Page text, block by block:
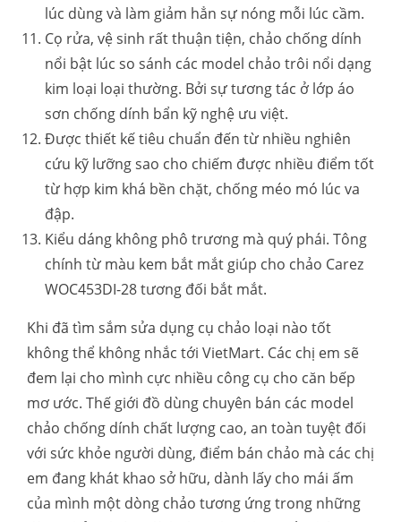
lúc dùng và làm giảm hẳn sự nóng mỗi lúc cầm.
Cọ rửa, vệ sinh rất thuận tiện, chảo chống dính
nổi bật lúc so sánh các model chảo trôi nổi dạng
kim loại loại thường. Bởi sự tương tác ở lớp áo
sơn chống dính bẩn kỹ nghệ ưu việt.
Được thiết kế tiêu chuẩn đến từ nhiều nghiên
cứu kỹ lưỡng sao cho chiếm được nhiều điểm tốt
từ hợp kim khá bền chặt, chống méo mó lúc va
đập.
Kiểu dáng không phô trương mà quý phái. Tông
chính từ màu kem bắt mắt giúp cho chảo Carez
WOC453DI-28 tương đối bắt mắt.
Khi đã tìm sắm sửa dụng cụ chảo loại nào tốt
không thể không nhắc tới VietMart. Các chị em sẽ
đem lại cho mình cực nhiều công cụ cho căn bếp
mơ ước. Thế giới đồ dùng chuyên bán các model
chảo chống dính chất lượng cao, an toàn tuyệt đối
với sức khỏe người dùng, điểm bán chảo mà các chị
em đang khát khao sở hữu, dành lấy cho mái ấm
của mình một dòng chảo tương ứng trong những